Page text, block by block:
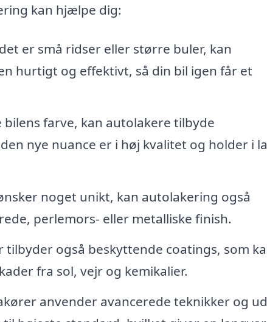
kan hjælpe dig:
er små ridser eller større buler, kan
hurtigt og effektivt, så din bil igen får et
farve, kan autolakere tilbyde
nye nuance er i høj kvalitet og holder i
noget unikt, kan autolakering også
perlemors- eller metalliske finish.
tilbyder også beskyttende coatings, som
fra sol, vejr og kemikalier.
anvender avancerede teknikker og